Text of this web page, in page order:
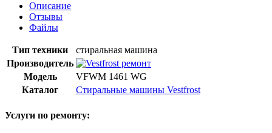
Описание
Отзывы
Файлы
Тип техники
стиральная машина
Производитель
Модель
VFWM 1461 WG
Каталог
Стиральные машины Vestfrost
Услуги по ремонту: